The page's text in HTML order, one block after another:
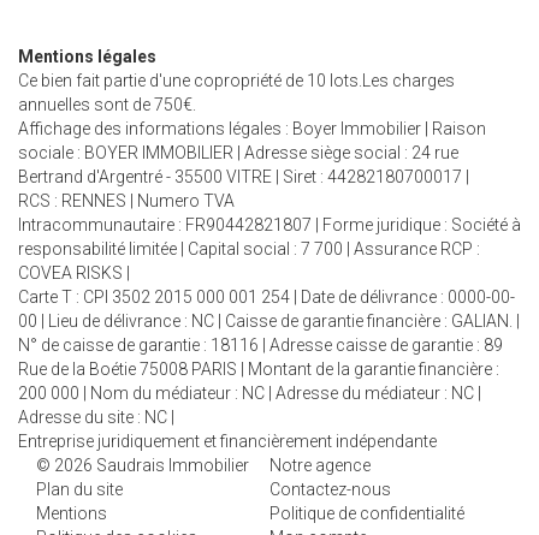
Mentions légales
Ce bien fait partie d'une copropriété de 10 lots.Les charges
annuelles sont de 750€.
Affichage des informations légales : Boyer Immobilier | Raison
sociale : BOYER IMMOBILIER | Adresse siège social : 24 rue
Bertrand d'Argentré - 35500 VITRE | Siret : 44282180700017 |
RCS : RENNES | Numero TVA
Intracommunautaire : FR90442821807 | Forme juridique : Société à
responsabilité limitée | Capital social : 7 700 | Assurance RCP :
COVEA RISKS |
Carte T : CPI 3502 2015 000 001 254 | Date de délivrance : 0000-00-
00 | Lieu de délivrance : NC | Caisse de garantie financière : GALIAN. |
N° de caisse de garantie : 18116 | Adresse caisse de garantie : 89
Rue de la Boétie 75008 PARIS | Montant de la garantie financière :
200 000 | Nom du médiateur : NC | Adresse du médiateur : NC |
Adresse du site : NC |
Entreprise juridiquement et financièrement indépendante
© 2026 Saudrais Immobilier
Notre agence
Plan du site
Contactez-nous
Mentions
Politique de confidentialité